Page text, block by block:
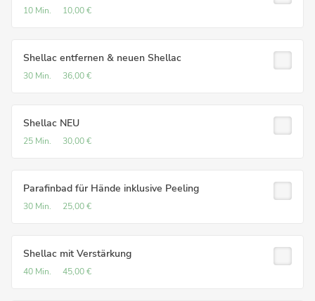
10 Min. 10,00 €
Shellac entfernen & neuen Shellac
30 Min. 36,00 €
Shellac NEU
25 Min. 30,00 €
Parafinbad für Hände inklusive Peeling
30 Min. 25,00 €
Shellac mit Verstärkung
40 Min. 45,00 €